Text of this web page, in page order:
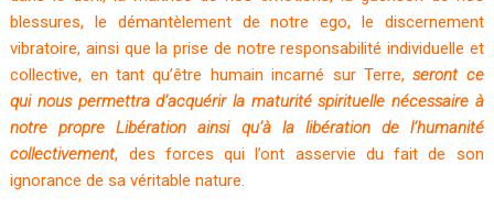
blessures, le démantèlement de notre ego, le discernement
vibratoire, ainsi que la prise de notre responsabilité individuelle et
collective, en tant qu’être humain incarné sur Terre,seront ce
qui nous permettra d’acquérir la maturité spirituelle nécessaire à
notre propre Libération ainsi qu’à la libération de l’humanité
collectivement, des forces qui l’ont asservie du fait de son
ignorance de sa véritable nature.